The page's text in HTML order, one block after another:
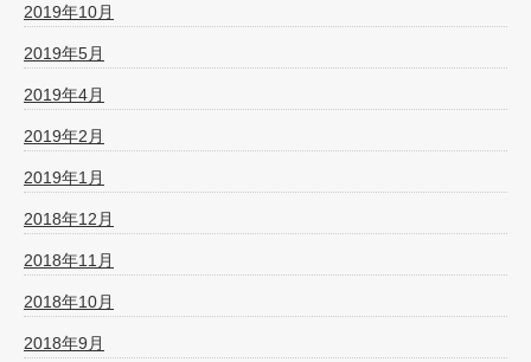
2019年10月
2019年5月
2019年4月
2019年2月
2019年1月
2018年12月
2018年11月
2018年10月
2018年9月